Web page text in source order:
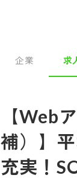
企業 求
【Web
補）】
充実！